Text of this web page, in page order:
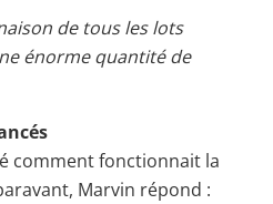
de tous les lots
énorme quantité de
comment fonctionnait la
Marvin répond :